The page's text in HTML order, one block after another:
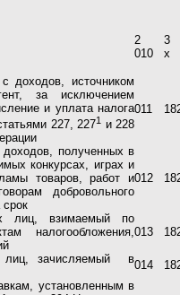
2
3
010
х
доходов, источником
за исключением
и уплата налога
227, 2271
и 228
011
полученных в
конкурсах, играх и
товаров, работ и
добровольного
012
лиц, взимаемый по
налогообложения,013
зачисляемый
в014
установленным в